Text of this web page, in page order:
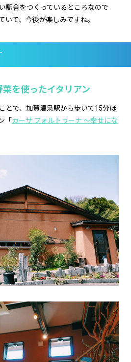
駅舎をつくっているところなので
いて、今後が楽しみですね。
を使ったイタリアン
とで、加賀温泉駅から歩いて15分ほ
「 カーサ フォルトゥーナ 〜幸せにな